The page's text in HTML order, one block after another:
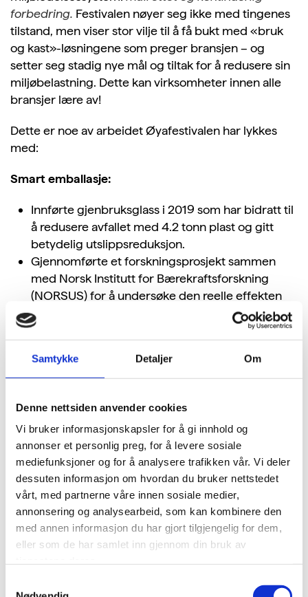
Samtykke Detaljer Om
Denne nettsiden anvender cookies
Vi bruker informasjonskapsler for å gi innhold og
annonser et personlig preg, for å levere sosiale
mediefunksjoner og for å analysere trafikken vår. Vi deler
dessuten informasjon om hvordan du bruker nettstedet
vårt, med partnerne våre innen sosiale medier,
annonsering og analysearbeid, som kan kombinere den
med annen informasjon du har gjort tilgjengelig for dem,
eller som de har samlet inn gjennom din bruk av
forbedring. Festivalen nøyer seg ikke med tingenes
tilstand, men viserstor vilje til å få bukt med «bruk
og kast»-løsningene som preger bransjen – og
setter seg stadig nye mål og tiltak for å redusere sin
miljøbelastning. Dette kan virksomheter innen alle
bransjer lære av!
Dette er noe av arbeidet Øyafestivalen har lykkes
med:
Smart emballasje:
Innførte gjenbruksglass i 2019 som har bidratt til
å redusere avfallet med 4.2 tonn plast og gitt
betydelig utslippsreduksjon.
Gjennomførte et forskningsprosjekt sammen
med Norsk Institutt for Bærekraftsforskning
(NORSUS) for å undersøke den reelle effekten
ulike typer festivalglass har på klima.
Har brukt komposterbar matemballasje i flere år,
vekt, som reduserte avfallsfraksjonen med 54 %.
Over 90 % av maten på festivalen er økologisk
(har gullmerket i økologisk matservering fra
Debio).
Halvparten av menyen er kjøttfri. I 2022 ble antall
boder som får tilby kjøtt redusert fra 50 % til 20
% i 2022. I tillegg var frivilligkjøkkenet 100 %
kjøttfritt, samt at artistene kun fikk servert
uutnytta kjøtt som kje.
Har inngått et samarbeid med Klimato for å